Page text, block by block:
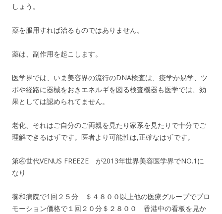
しょう。
薬を服用すれば治るものではありません。
薬は、副作用を起こします。
医学界では、いま美容界の流行のDNA検査は、疫学か易学、ツ
ボや経路に器械をおきエネルギを図る検査機器も医学では、効
果としては認められてません。
老化、それはご自分のご両親を見たり家系を見たりで十分でご
理解できるはずです。医者より可能性は,正確なはずです。
第④世代VENUS FREEZE が2013年世界美容医学界でNO.1に
なり
養和病院で1回２５分 ＄４８００以上他の医療グループでプロ
モーション価格で１回２０分＄２８００ 香港中の看板を見か